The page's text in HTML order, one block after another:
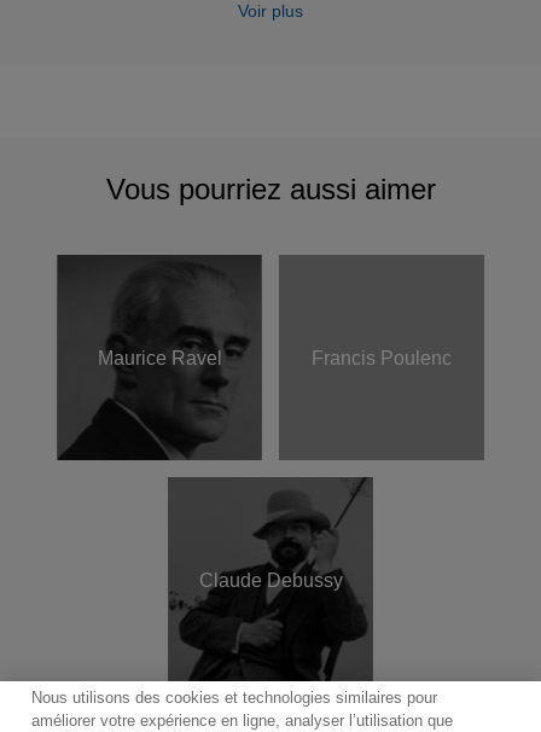
Voir plus
Vous pourriez aussi aimer
Maurice Ravel Francis Poulenc
Claude Debussy
Nous utilisons des cookies et technologies similaires pour
améliorer votre expérience en ligne, analyser l’utilisation que